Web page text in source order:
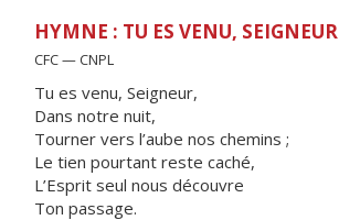
HYMNE : TU ES VENU, SEIGNEUR
CFC — CNPL
Tu es venu, Seigneur,
Dans notre nuit,
Tourner vers l’aube nos chemins ;
Le tien pourtant reste caché,
L’Esprit seul nous découvre
Ton passage.